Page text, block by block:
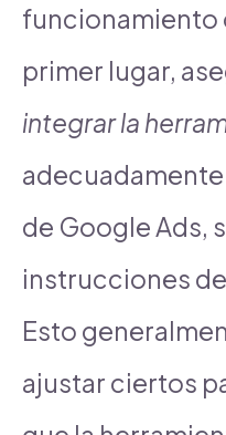
funcionamiento
primer lugar,
integrar la
de Google Ads,
instrucciones
Esto
ajustar ciertos